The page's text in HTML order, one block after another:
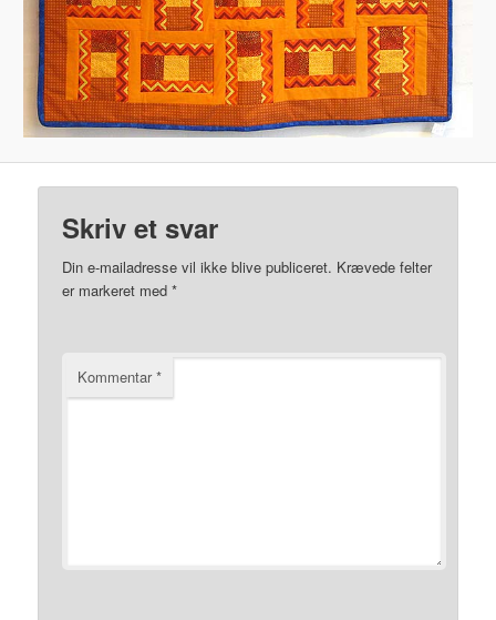
Skriv et svar
Din e-mailadresse vil ikke blive publiceret. Krævede felter
er markeret med*
Kommentar*